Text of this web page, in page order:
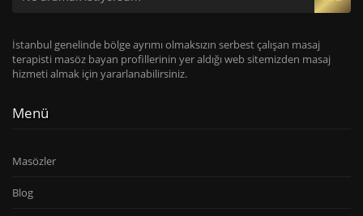
İstanbul genelinde bölge ayrımı olmaksızın serbest çalışan masaj
terapisti masöz bayan profillerinin yer aldığı web sitemizden masaj
hizmeti almak için yararlanabilirsiniz.
Menü
Masözler
Blog